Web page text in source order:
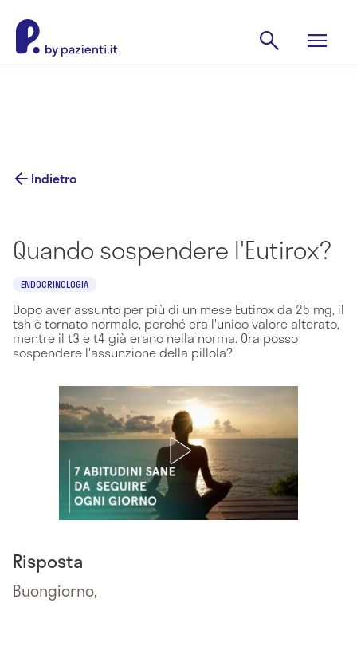
Indietro
Quando sospendere l'Eutirox?
ENDOCRINOLOGIA
Dopo aver assunto per più di un mese Eutirox da 25 mg, il
tsh è tornato normale, perché era l'unico valore alterato,
mentre il t3 e t4 già erano nella norma. Ora posso
sospendere l'assunzione della pillola?
Risposta
Buongiorno,